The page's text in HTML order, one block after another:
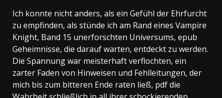
Ich konnte nicht anders, als ein Gefühl der Ehrfurcht
zu empfinden, als stünde ich am Rand eines Vampire
Knight, Band 15 unerforschten Universums, epub
Geheimnisse, die darauf warten, entdeckt zu werden.
Die Spannung war meisterhaft verflochten, ein
zarter Faden von Hinweisen und Fehlleitungen, der
mich bis zum bitteren Ende raten ließ, pdf die